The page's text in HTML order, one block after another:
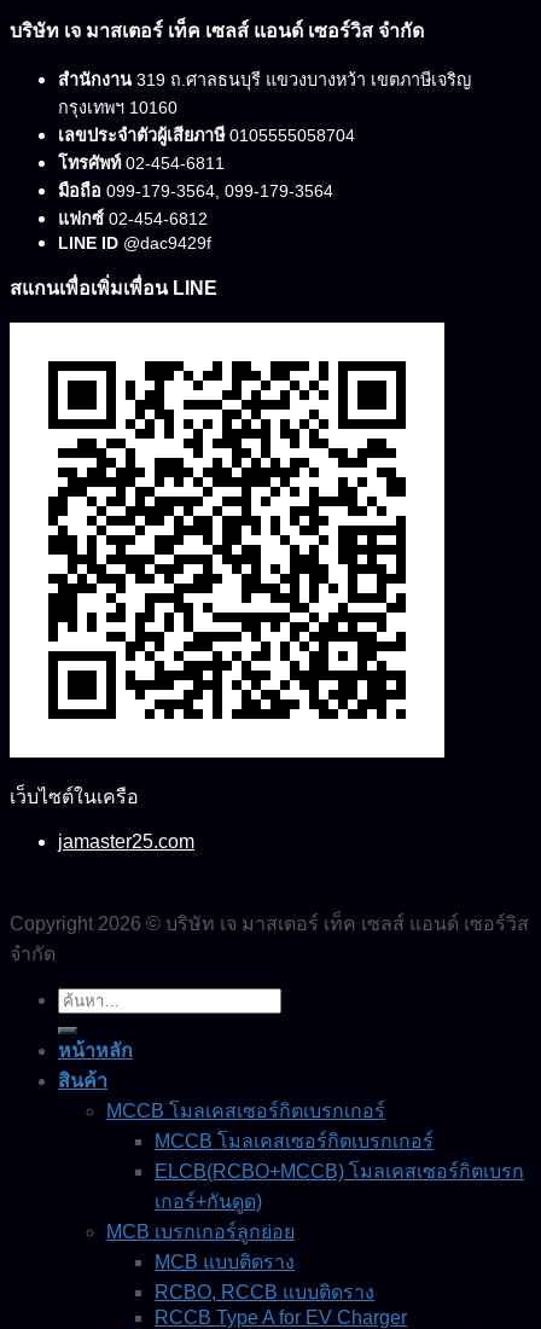
บริษัท เจ มาสเตอร์ เท็ค เซลส์ แอนด์ เซอร์วิส จำกัด
สำนักงาน 319 ถ.ศาลธนบุรี แขวงบางหว้า เขตภาษีเจริญ
กรุงเทพฯ 10160
เลขประจำตัวผู้เสียภาษี0105555058704
โทรศัพท์02-454-6811
มือถือ 099-179-3564, 099-179-3564
แฟกซ์ 02-454-6812
LINE ID @dac9429f
สแกนเพื่อเพิ่มเพื่อน LINE
เว็บไซต์ในเครือ
jamaster25.com
Copyright 2026 © บริษัท เจ มาสเตอร์ เท็ค เซลส์ แอนด์ เซอร์วิส
จำกัด
ค้นหา:
หน้าหลัก
สินค้า
MCCB โมลเคสเซอร์กิตเบรกเกอร์
MCCB โมลเคสเซอร์กิตเบรกเกอร์
ELCB(RCBO+MCCB) โมลเคสเซอร์กิตเบรก
เกอร์+กันดูด)
MCB เบรกเกอร์ลูกย่อย
MCB แบบติดราง
RCBO, RCCB แบบติดราง
RCCB Type A for EV Charger